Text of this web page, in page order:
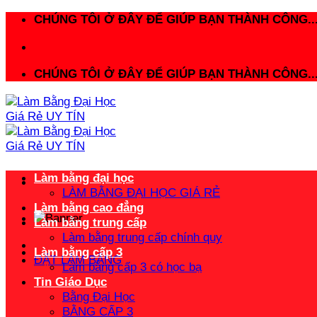
CHÚNG TÔI Ở ĐÂY ĐỂ GIÚP BẠN THÀNH
CHÚNG TÔI Ở ĐÂY ĐỂ GIÚP BẠN THÀNH
ĐẶT LÀM BẰNG
Làm bằng đại học
LÀM BẰNG ĐẠI HỌC GIÁ RẺ
Làm bằng cao đẳng
Làm bằng trung cấp
Làm bằng trung cấp chính quy
Làm bằng cấp 3
Làm bằng cấp 3 có học bạ
Tin Giáo Dục
Bằng Đại Học
BẰNG CẤP 3